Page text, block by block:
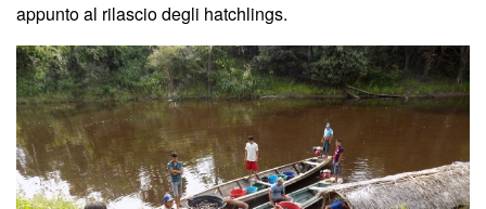
appunto al rilascio degli hatchlings.